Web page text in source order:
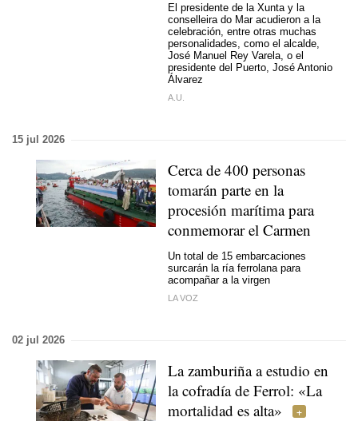
El presidente de la Xunta y la
conselleira do Mar acudieron a la
celebración, entre otras muchas
personalidades, como el alcalde,
José Manuel Rey Varela, o el
presidente del Puerto, José Antonio
Álvarez
A.U.
15 jul 2026
Cerca de 400 personas
tomarán parte en la
procesión marítima para
conmemorar el Carmen
Un total de 15 embarcaciones
surcarán la ría ferrolana para
acompañar a la virgen
LA VOZ
02 jul 2026
La zamburiña a estudio en
la cofradía de Ferrol: «La
mortalidad es alta»